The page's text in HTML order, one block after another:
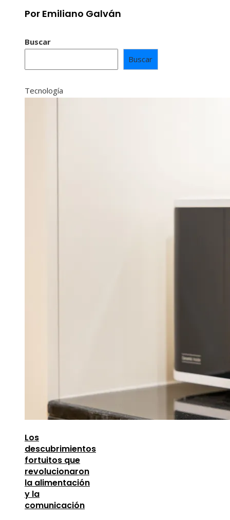
Por Emiliano Galván
Buscar
Buscar
Tecnología
Los
descubrimientos
fortuitos que
revolucionaron
la alimentación
y la
comunicación